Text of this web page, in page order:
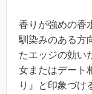
香りが強めの香
馴染みのある方
たエッジの効い
女またはデート
り』と印象づけ